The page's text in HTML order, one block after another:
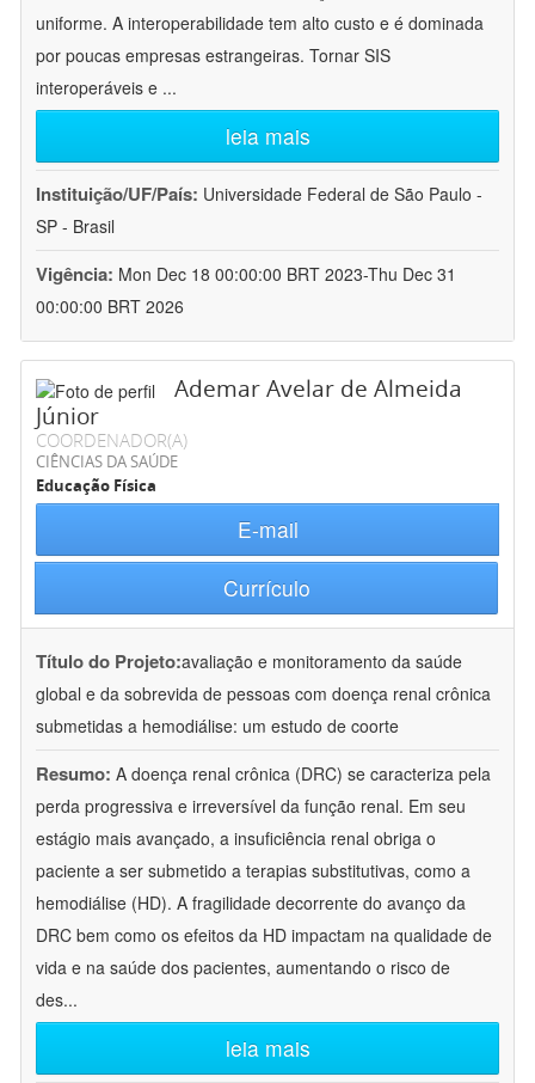
uniforme. A interoperabilidade tem alto custo e é dominada
por poucas empresas estrangeiras. Tornar SIS
interoperáveis e ...
leia mais
Instituição/UF/País: Universidade Federal de São Paulo -
SP - Brasil
Vigência: Mon Dec 18 00:00:00 BRT 2023-Thu Dec 31
00:00:00 BRT 2026
Ademar Avelar de Almeida
Júnior
COORDENADOR(A)
CIÊNCIAS DA SAÚDE
Educação Física
E-mail
Currículo
Título do Projeto:avaliação e monitoramento da saúde
global e da sobrevida de pessoas com doença renal crônica
submetidas a hemodiálise: um estudo de coorte
Resumo: A doença renal crônica (DRC) se caracteriza pela
perda progressiva e irreversível da função renal. Em seu
estágio mais avançado, a insuficiência renal obriga o
paciente a ser submetido a terapias substitutivas, como a
hemodiálise (HD). A fragilidade decorrente do avanço da
DRC bem como os efeitos da HD impactam na qualidade de
vida e na saúde dos pacientes, aumentando o risco de
des...
leia mais